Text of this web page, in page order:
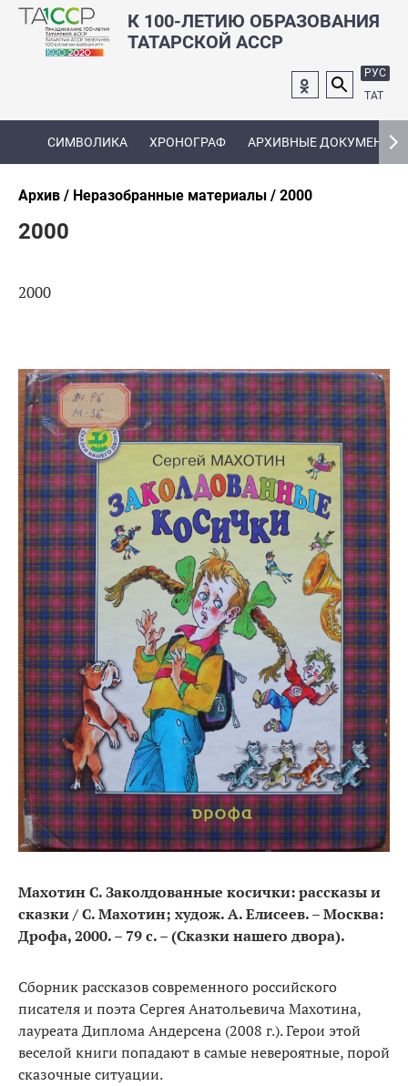
К 100-ЛЕТИЮ ОБРАЗОВАНИЯ
ТАТАРСКОЙ АССР
РУС
ТАТ
СИМВОЛИКА ХРОНОГРАФ АРХИВНЫЕ ДОКУМЕНТЫ
Архив Неразобранные материалы 2000
2000
2000
Махотин С. Заколдованные косички: рассказы и
сказки / С. Махотин; худож. А. Елисеев. – Москва:
Дрофа, 2000. – 79 с. – (Сказки нашего двора).
Сборник рассказов современного российского
писателя и поэта Сергея Анатольевича Махотина,
лауреата Диплома Андерсена (2008 г.). Герои этой
веселой книги попадают в самые невероятные, порой
сказочные ситуации.